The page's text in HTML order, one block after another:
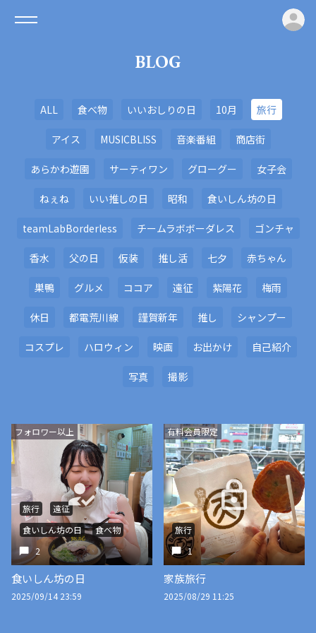
BLOG
ALL 食べ物 いいおしりの日 10月 旅行
アイス MUSICBLISS 音楽番組 商店街
あらかわ遊園 サーティワン グローグー 女子会
ねぇね いい推しの日 昭和 食いしん坊の日
teamLabBorderless チームラボボーダレス ゴンチャ
香水 父の日 仮装 推し活 七夕 赤ちゃん
巣鴨 グルメ ココア 遠征 紫陽花 梅雨
休日 都電荒川線 謹賀新年 推し シャンプー
コスプレ ハロウィン 映画 お出かけ 自己紹介
写真 撮影
フォロワー以上
旅行
遠征
食いしん坊の日
食べ物
2
食いしん坊の日
2025/09/14 23:59
有料会員限定
旅行
1
家族旅行
2025/08/29 11:25